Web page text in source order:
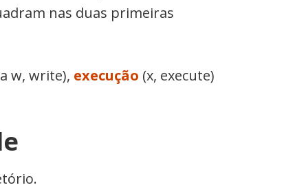
nas duas primeiras
w, write), execução (x, execute)